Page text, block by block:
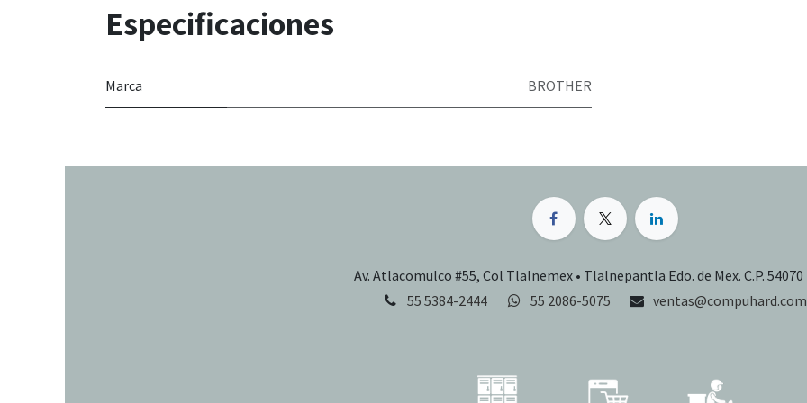
Especificaciones
Marca BROTHER
Av. Atlacomulco #55, Col Tlalnemex • Tlalnepantla Edo. de Mex. C.P. 54070
55 5384-2444
55 2086-5075